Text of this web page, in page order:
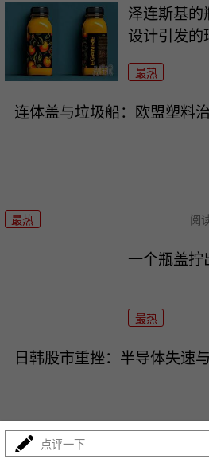
泽连斯基的
设计引发的
最热
连体盖与垃圾船：欧盟塑料
最热 阅
一个瓶盖拧
最热
日韩股市重挫：半导体失速
点评一下